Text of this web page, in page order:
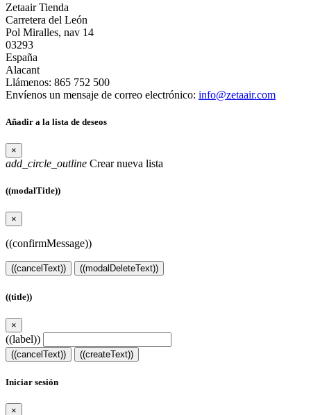
Zetaair Tienda
Carretera del León
Pol Miralles, nav 14
03293
España
Alacant
Llámenos: 865 752 500
Envíenos un mensaje de correo electrónico: info@zetaair.com
Añadir a la lista de deseos
×
add_circle_outline Crear nueva lista
((modalTitle))
×
((confirmMessage))
((cancelText)) ((modalDeleteText))
((title))
×
((label))
((cancelText)) ((createText))
Iniciar sesión
×